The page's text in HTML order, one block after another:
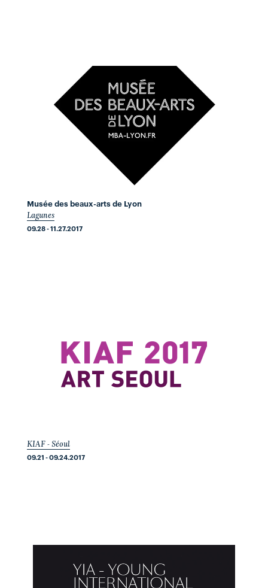
Musée des beaux-arts de Lyon
Lagunes
09.28 - 11.27.2017
KIAF - Séoul
09.21 - 09.24.2017